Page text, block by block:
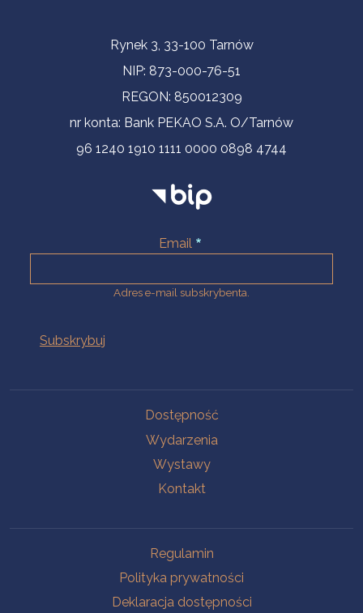
Informacje kontaktoweRynek 3, 33-100 Tarnów
NIP: 873-000-76-51
REGON: 850012309
nr konta: Bank PEKAO S.A. O/Tarnów
96 1240 1910 1111 0000 0898 4744
Email
Adres e-mail subskrybenta.
Dostępność
Wydarzenia
Wystawy
Kontakt
Regulamin
Polityka prywatności
Deklaracja dostępności